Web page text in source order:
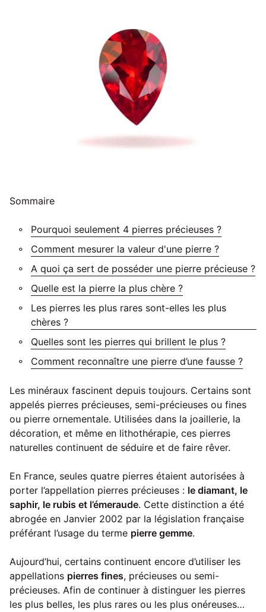
Sommaire
Pourquoi seulement 4 pierres précieuses ?
Comment mesurer la valeur d'une pierre ?
A quoi ça sert de posséder une pierre précieuse ?
Quelle est la pierre la plus chère ?
Les pierres les plus rares sont-elles les plus
chères ?
Quelles sont les pierres qui brillent le plus ?
Comment reconnaître une pierre d’une fausse ?
Les minéraux fascinent depuis toujours. Certains sont
appelés pierres précieuses, semi-précieuses ou fines
ou pierre ornementale. Utilisées dans la joaillerie, la
décoration, et même en lithothérapie, ces pierres
naturelles continuent de séduire et de faire rêver.
En France, seules quatre pierres étaient autorisées à
porter l’appellation pierres précieuses : le diamant, le
saphir, le rubis et l’émeraude. Cette distinction a été
abrogée en Janvier 2002 par la législation française
préférant l’usage du terme pierre gemme.
Aujourd’hui, certains continuent encore d’utiliser les
appellations pierres fines, précieuses ou semi-
précieuses. Afin de continuer à distinguer les pierres
les plus belles, les plus rares ou les plus onéreuses…